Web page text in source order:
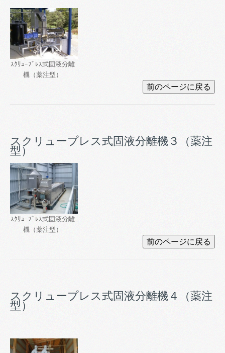
ｽｸﾘｭｰﾌﾟﾚｽ式固液分離
機（薬注型）
スクリュープレス式固液分離機３（薬注
型）
ｽｸﾘｭｰﾌﾟﾚｽ式固液分離
機（薬注型）
スクリュープレス式固液分離機４（薬注
型）